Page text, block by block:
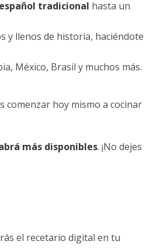
tradicional hasta un
y llenos de historia, haciéndote
México, Brasil y muchos más.
comenzar hoy mismo a cocinar
más disponibles. ¡No dejes
el recetario digital en tu